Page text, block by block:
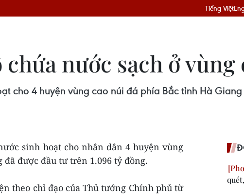
Tiếng Việt
chứa nước sạch ở vùng
cho 4 huyện vùng cao núi đá phía Bắc tỉnh Hà
sinh hoạt cho nhân dân 4 huyện vùng
được đầu tư trên 1.096 tỷ đồng.
theo chỉ đạo của Thủ tướng Chính phủ từ